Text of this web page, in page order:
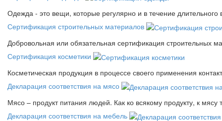
Одежда - это вещи, которые регулярно и в течение
Сертификация строительных материалов
Добровольная или обязательная сертификация строительных
Сертификация косметики
Косметическая продукция в процессе своего применения
Декларация соответствия на мясо
Мясо – продукт питания людей. Как ко всякому продукту, к мясу
Декларация соответствия на мебель